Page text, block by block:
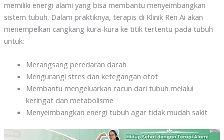
memiliki energi alami yang bisa membantu menyeimbangkan
sistem tubuh. Dalam praktiknya, terapis di Klinik Ren Ai akan
menempelkan cangkang kura-kura ke titik tertentu pada tubuh
untuk:
Merangsang peredaran darah
Mengurangi stres dan ketegangan otot
Membantu mengeluarkan racun dari tubuh melalui
keringat dan metabolisme
Menyeimbangkan energi tubuh agar tidak mudah sakit